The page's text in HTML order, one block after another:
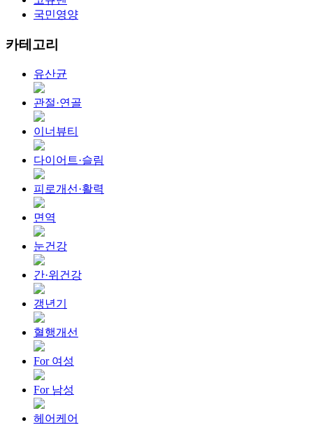
국민영양
카테고리
유산균
관절·연골
이너뷰티
다이어트·슬림
피로개선·활력
면역
눈건강
간·위건강
갱년기
혈행개선
For 여성
For 남성
헤어케어